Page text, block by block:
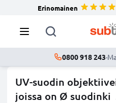
Erinomainen
0800 918 243·
UV-suodin
joissa on Ø suodinki